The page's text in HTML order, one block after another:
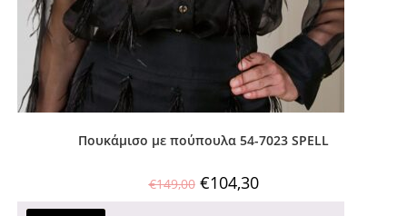
Πουκάμισο με πούπουλα 54-7023 SPELL
€149,00 €104,30